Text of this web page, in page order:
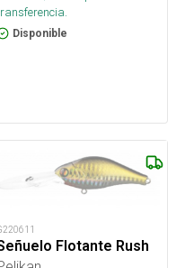
Disponible
Flotante Rush